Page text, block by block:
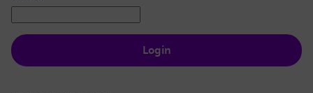
Login